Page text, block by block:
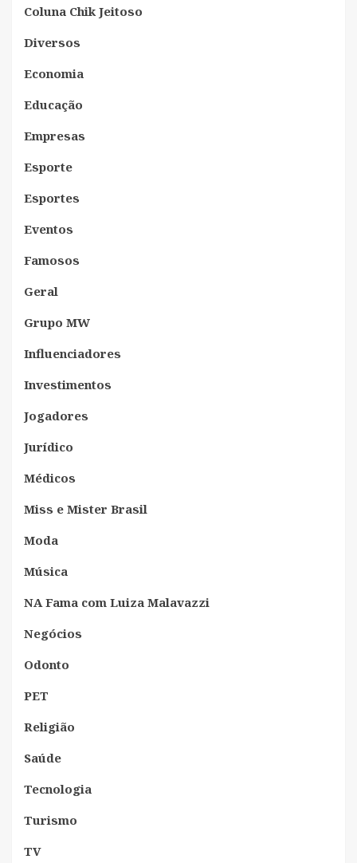
Coluna Chik Jeitoso
Diversos
Economia
Educação
Empresas
Esporte
Esportes
Eventos
Famosos
Geral
Grupo MW
Influenciadores
Investimentos
Jogadores
Jurídico
Médicos
Miss e Mister Brasil
Moda
Música
NA Fama com Luiza Malavazzi
Negócios
Odonto
PET
Religião
Saúde
Tecnologia
Turismo
TV